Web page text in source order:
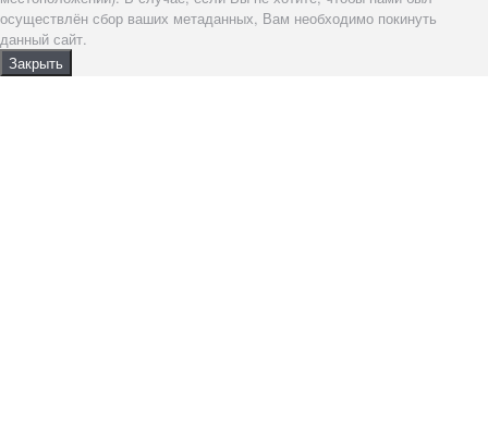
осуществлён сбор ваших метаданных, Вам необходимо покинуть
данный сайт.
Закрыть